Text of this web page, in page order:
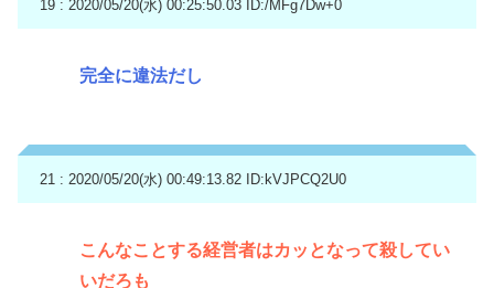
19 : 2020/05/20(水) 00:25:50.03 ID:/MFg7Dw+0
完全に違法だし
21 : 2020/05/20(水) 00:49:13.82 ID:kVJPCQ2U0
こんなことする経営者はカッとなって殺してい
いだろも